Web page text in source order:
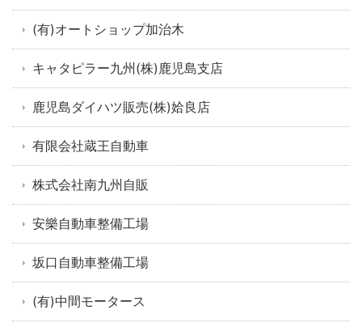
(有)オートショップ加治木
キャタピラー九州(株)鹿児島支店
鹿児島ダイハツ販売(株)姶良店
有限会社蔵王自動車
株式会社南九州自販
安樂自動車整備工場
坂口自動車整備工場
(有)中間モータース